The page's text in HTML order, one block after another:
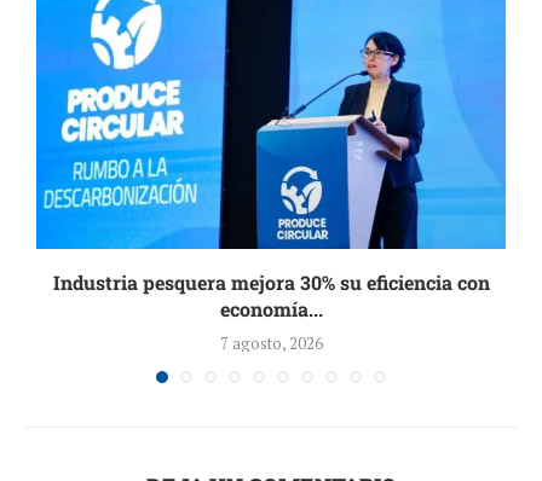
Industria pesquera mejora 30% su eficiencia con
economía...
7 agosto, 2026